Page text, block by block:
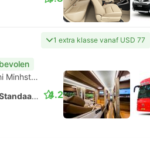
1 extra klasse vanaf USD 77
New Eastern Bus Station, Ho Chi Minhstad
AC 4.2